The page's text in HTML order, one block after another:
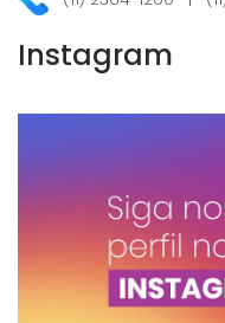
Instagram